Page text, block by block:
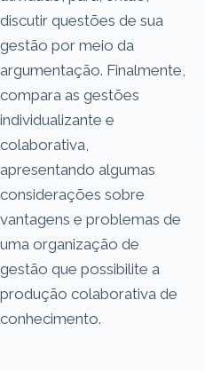
discutir questões de sua
gestão por meio da
argumentação. Finalmente,
compara as gestões
individualizante e
colaborativa,
apresentando algumas
considerações sobre
vantagens e problemas de
uma organização de
gestão que possibilite a
produção colaborativa de
conhecimento.